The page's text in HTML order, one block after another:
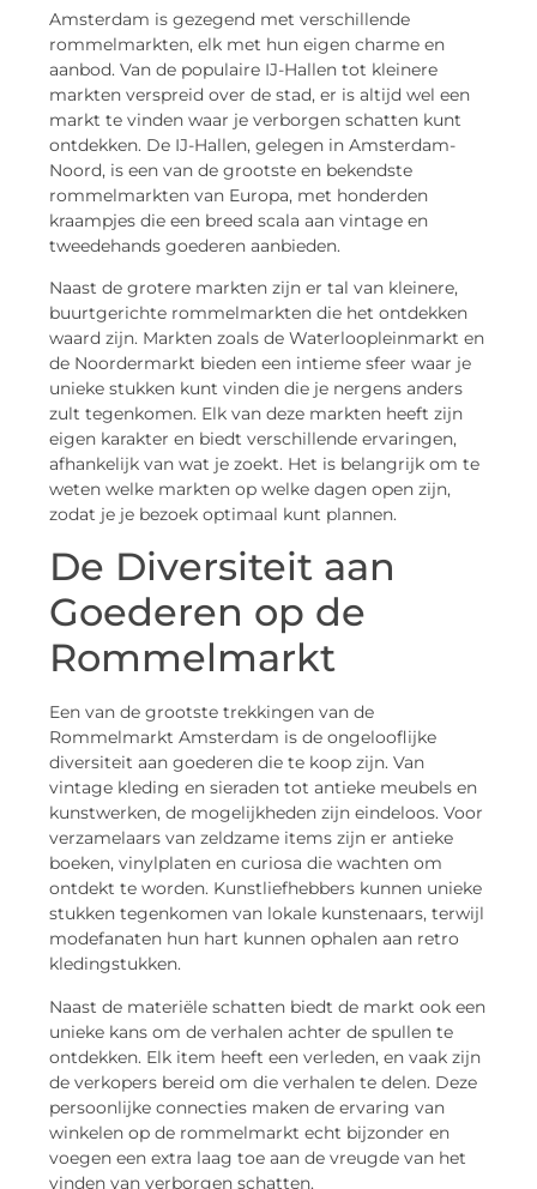
Amsterdam is gezegend met verschillende
rommelmarkten, elk met hun eigen charme en
aanbod. Van de populaire IJ-Hallen tot kleinere
markten verspreid over de stad, er is altijd wel een
markt te vinden waar je verborgen schatten kunt
ontdekken. De IJ-Hallen, gelegen in Amsterdam-
Noord, is een van de grootste en bekendste
rommelmarkten van Europa, met honderden
kraampjes die een breed scala aan vintage en
tweedehands goederen aanbieden.
Naast de grotere markten zijn er tal van kleinere,
buurtgerichte rommelmarkten die het ontdekken
waard zijn. Markten zoals de Waterloopleinmarkt en
de Noordermarkt bieden een intieme sfeer waar je
unieke stukken kunt vinden die je nergens anders
zult tegenkomen. Elk van deze markten heeft zijn
eigen karakter en biedt verschillende ervaringen,
afhankelijk van wat je zoekt. Het is belangrijk om te
weten welke markten op welke dagen open zijn,
zodat je je bezoek optimaal kunt plannen.
De Diversiteit aan
Goederen op de
Rommelmarkt
Een van de grootste trekkingen van de
Rommelmarkt Amsterdam is de ongelooflijke
diversiteit aan goederen die te koop zijn. Van
vintage kleding en sieraden tot antieke meubels en
kunstwerken, de mogelijkheden zijn eindeloos. Voor
verzamelaars van zeldzame items zijn er antieke
boeken, vinylplaten en curiosa die wachten om
ontdekt te worden. Kunstliefhebbers kunnen unieke
stukken tegenkomen van lokale kunstenaars, terwijl
modefanaten hun hart kunnen ophalen aan retro
kledingstukken.
Naast de materiële schatten biedt de markt ook een
unieke kans om de verhalen achter de spullen te
ontdekken. Elk item heeft een verleden, en vaak zijn
de verkopers bereid om die verhalen te delen. Deze
persoonlijke connecties maken de ervaring van
winkelen op de rommelmarkt echt bijzonder en
voegen een extra laag toe aan de vreugde van het
vinden van verborgen schatten.